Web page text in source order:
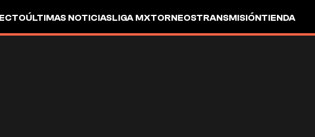
ÚLTIMAS NOTICIASLIGA MXTORNEOSTRANSMISIÓNTIENDA